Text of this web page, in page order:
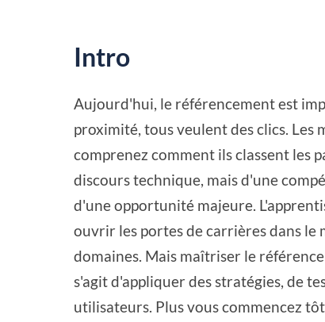
Intro
Aujourd'hui, le référencement est
proximité, tous veulent des clics. Les
comprenez comment ils classent les
discours technique, mais d'une
d'une opportunité majeure.
ouvrir les portes de carrières dans le
domaines. Mais maîtriser le
s'agit d'appliquer des stratégies, de
utilisateurs. Plus vous commencez